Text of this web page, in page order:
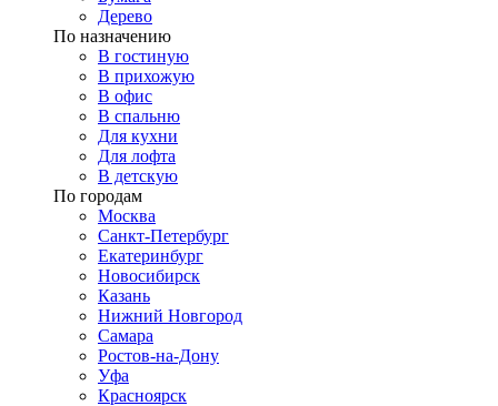
Дерево
По назначению
В гостиную
В прихожую
В офис
В спальню
Для кухни
Для лофта
В детскую
По городам
Москва
Санкт-Петербург
Екатеринбург
Новосибирск
Казань
Нижний Новгород
Самара
Ростов-на-Дону
Уфа
Красноярск